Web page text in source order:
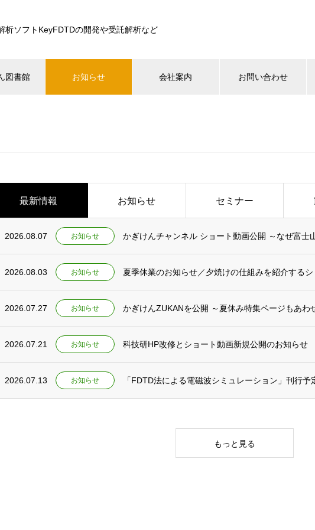
析ソフトKeyFDTDの開発や受託解析など
図書館 お知らせ 会社案内 お問い合わせ
最新情報 お知らせ セミナー
2026.08.07 お知らせ かぎけんチャンネル ショート動画公開 ～なぜ富士
2026.08.03 お知らせ 夏季休業のお知らせ／夕焼けの仕組みを紹介する
2026.07.27 お知らせ かぎけんZUKANを公開 ～夏休み特集ページもあわ
2026.07.21 お知らせ 科技研HP改修とショート動画新規公開のお知らせ
2026.07.13 お知らせ 「FDTD法による電磁波シミュレーション」刊行予
もっと見る